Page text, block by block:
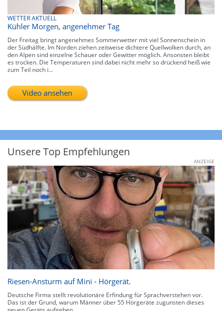
WETTER AKTUELL
Kühler Morgen, angenehmer Tag
Der Freitag bringt angenehmes Sommerwetter mit viel Sonnenschein in
der Südhälfte. Im Norden ziehen zeitweise dichtere Quellwolken durch, an
den Alpen sind einzelne Schauer oder Gewitter möglich. Ansonsten bleibt
es trocken. Die Temperaturen sind dabei nicht mehr so drückend heiß wie
zum Teil noch i...
Video ansehen
Unsere Top Empfehlungen
ANZEIGE
Riesen-Ansturm auf Mini - Hörgerät.
Deutsche Firma stellt revolutionäre Erfindung für Sprachverstehen vor.
Das ist der Grund, warum Männer über 55 Hörgeräte zugunsten dieses